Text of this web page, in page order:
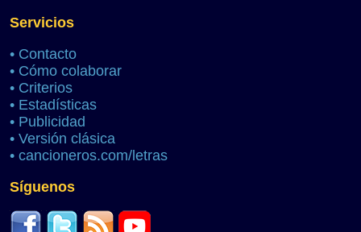
Servicios
• Contacto
• Cómo colaborar
• Criterios
• Estadísticas
• Publicidad
• Versión clásica
• cancioneros.com/letras
Síguenos